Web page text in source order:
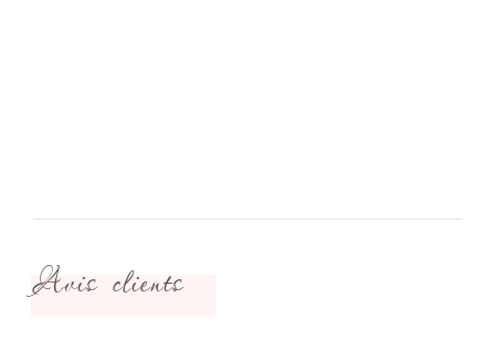
Avis clients